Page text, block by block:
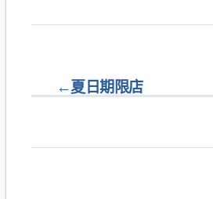
←夏日期限店